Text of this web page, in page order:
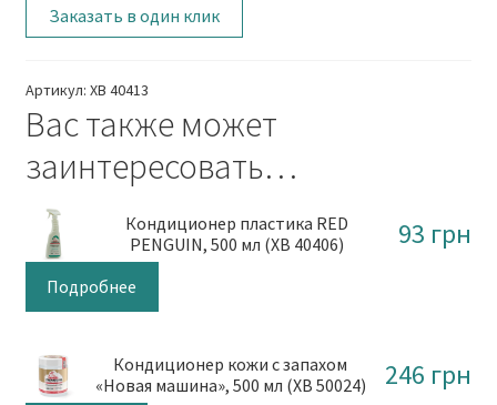
Заказать в один клик
Артикул: ХВ 40413
Вас также может
заинтересовать…
Кондиционер пластика RED
PENGUIN, 500 мл (ХВ 40406)
93 грн
Подробнее
Кондиционер кожи с запахом
«Новая машина», 500 мл (XB 50024)
246 грн